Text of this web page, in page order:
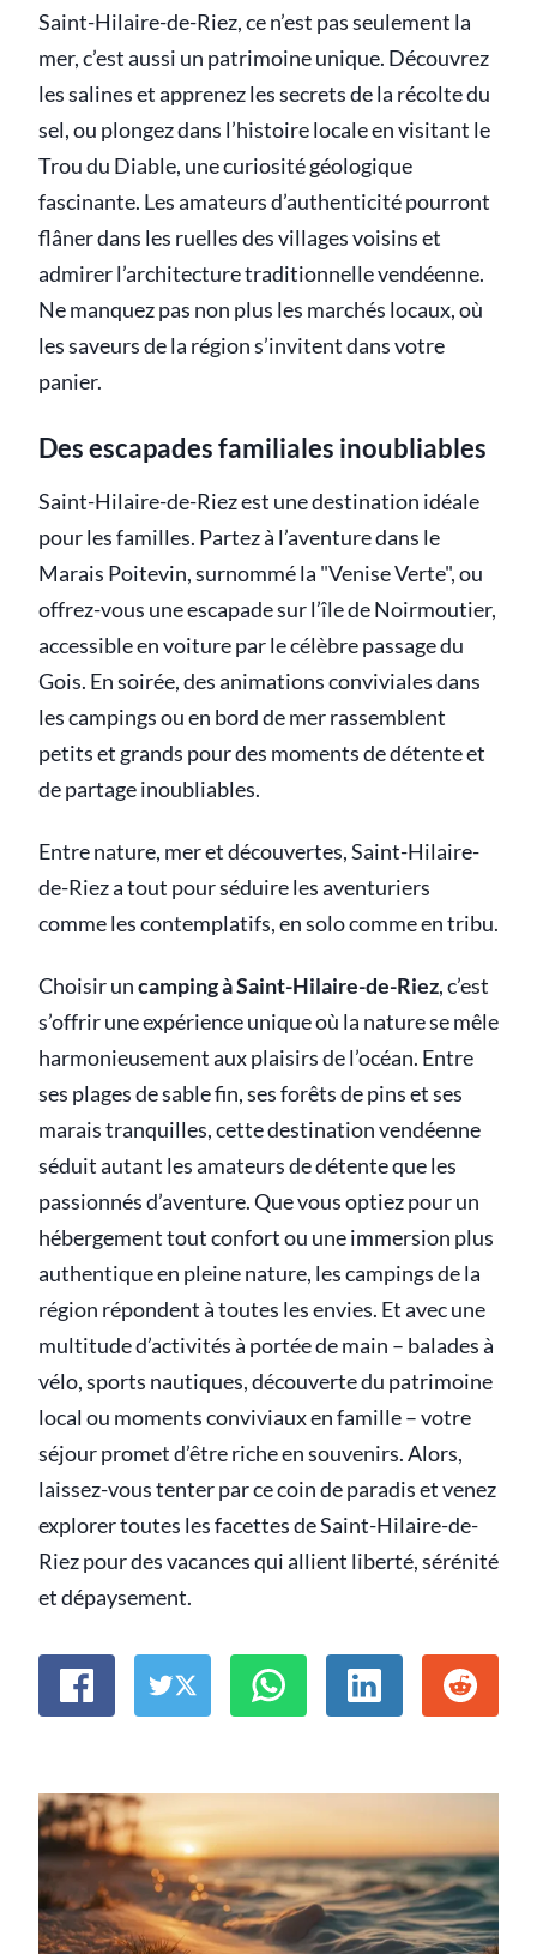
Saint-Hilaire-de-Riez, ce n’est pas seulement la
mer, c’est aussi un patrimoine unique. Découvrez
les salines et apprenez les secrets de la récolte du
sel, ou plongez dans l’histoire locale en visitant le
Trou du Diable, une curiosité géologique
fascinante. Les amateurs d’authenticité pourront
flâner dans les ruelles des villages voisins et
admirer l’architecture traditionnelle vendéenne.
Ne manquez pas non plus les marchés locaux, où
les saveurs de la région s’invitent dans votre
panier.
Des escapades familiales inoubliables
Saint-Hilaire-de-Riez est une destination idéale
pour les familles. Partez à l’aventure dans le
Marais Poitevin, surnommé la "Venise Verte", ou
offrez-vous une escapade sur l’île de Noirmoutier,
accessible en voiture par le célèbre passage du
Gois. En soirée, des animations conviviales dans
les campings ou en bord de mer rassemblent
petits et grands pour des moments de détente et
de partage inoubliables.
Entre nature, mer et découvertes, Saint-Hilaire-
de-Riez a tout pour séduire les aventuriers
comme les contemplatifs, en solo comme en tribu.
Choisir uncamping à Saint-Hilaire-de-Riez, c’est
s’offrir une expérience unique où la nature se mêle
harmonieusement aux plaisirs de l’océan. Entre
ses plages de sable fin, ses forêts de pins et ses
marais tranquilles, cette destination vendéenne
séduit autant les amateurs de détente que les
passionnés d’aventure. Que vous optiez pour un
hébergement tout confort ou une immersion plus
authentique en pleine nature, les campings de la
région répondent à toutes les envies. Et avec une
multitude d’activités à portée de main – balades à
vélo, sports nautiques, découverte du patrimoine
local ou moments conviviaux en famille – votre
séjour promet d’être riche en souvenirs. Alors,
laissez-vous tenter par ce coin de paradis et venez
explorer toutes les facettes de Saint-Hilaire-de-
Riez pour des vacances qui allient liberté, sérénité
et dépaysement.